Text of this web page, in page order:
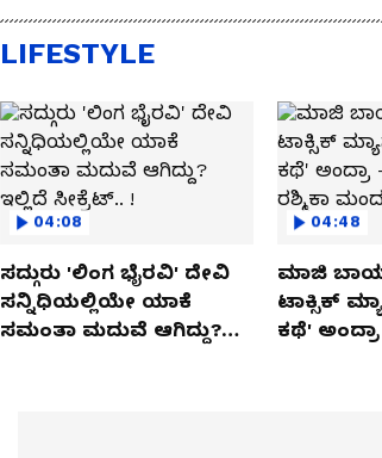
ಕಾರ್ಯಾಚರಣೆ?
LIFESTYLE
04:08
ಸದ್ಗುರು 'ಲಿಂಗ ಭೈರವಿ' ದೇವಿ
ಸನ್ನಿಧಿಯಲ್ಲಿಯೇ ಯಾಕೆ
ಸಮಂತಾ ಮದುವೆ ಆಗಿದ್ದು?
04:48
ಮಾಜಿ
ಟಾಕ್ಸಿಕ್
ಕಥೆ'